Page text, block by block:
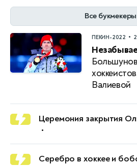
Все букмекеры
ПЕКИН-2022 •
Валиевой
Церемония закрытия
•
Серебро в хоккее и